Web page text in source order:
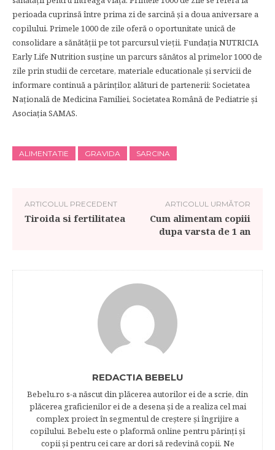
perioada cuprinsă între prima zi de sarcină și a doua aniversare a
copilului. Primele 1000 de zile oferă o oportunitate unică de
consolidare a sănătății pe tot parcursul vieții. Fundația NUTRICIA
Early Life Nutrition susține un parcurs sănătos al primelor 1000 de
zile prin studii de cercetare, materiale educationale și servicii de
informare continuă a părinților, alături de partenerii: Societatea
Națională de Medicina Familiei, Societatea Română de Pediatrie și
Asociația SAMAS.
ALIMENTATIE GRAVIDA SARCINA
ARTICOLUL PRECEDENT
Tiroida si fertilitatea
ARTICOLUL URMĂTOR
Cum alimentam copiii
dupa varsta de 1 an
REDACTIA BEBELU
Bebelu.ro s-a născut din plăcerea autorilor ei de a scrie, din
plăcerea graficienilor ei de a desena şi de a realiza cel mai
complex proiect în segmentul de creştere şi îngrijire a
copilului. Bebelu este o plaformă online pentru părinţi şi
copii şi pentru cei care ar dori să redevină copii. Ne